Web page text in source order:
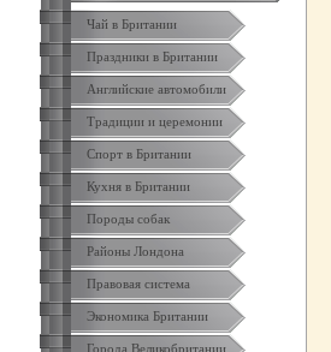
Чай в Британии
Праздники в Британии
Английские автомобили
Традиции и церемонии
Спорт в Британии
Кухня в Британии
Породы собак
Районы Лондона
Правовая система
Экономика Британии
Города Великобритании